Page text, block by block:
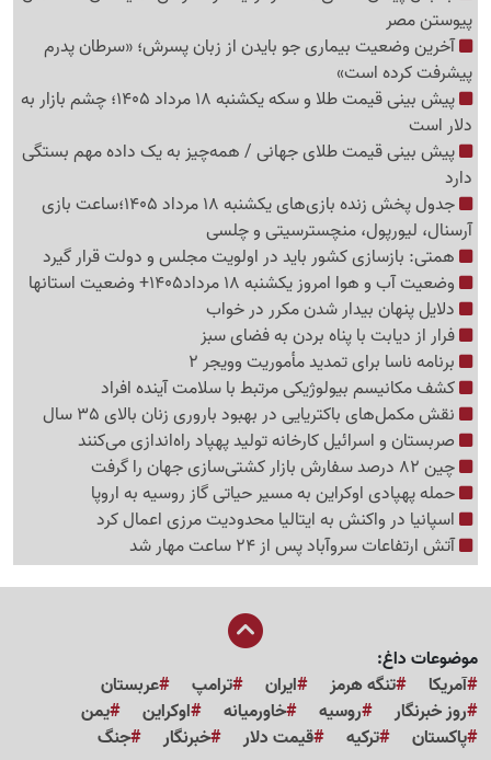
پیوستن مصر
آخرین وضعیت بیماری جو بایدن از زبان پسرش؛ «سرطان پدرم
پیشرفت کرده است»
پیش بینی قیمت طلا و سکه یکشنبه 18 مرداد 1405؛ چشم بازار به
دلار است
پیش بینی قیمت طلای جهانی / همه‌چیز به یک داده مهم بستگی
دارد
جدول پخش زنده بازی‌های یکشنبه 18 مرداد 1405؛ساعت بازی
آرسنال، لیورپول، منچسترسیتی و چلسی
همتی: بازسازی کشور باید در اولویت مجلس و دولت قرار گیرد
وضعیت آب و هوا امروز یکشنبه 18 مرداد1405+ وضعیت استانها
دلایل پنهان بیدار شدن مکرر در خواب
فرار از دیابت با پناه بردن به فضای سبز
برنامه ناسا برای تمدید مأموریت وویجر 2
کشف مکانیسم بیولوژیکی مرتبط با سلامت آینده افراد
نقش مکمل‌های باکتریایی در بهبود باروری زنان بالای 35 سال
صربستان و اسرائیل کارخانه تولید پهپاد راه‌اندازی می‌کنند
چین 82 درصد سفارش بازار کشتی‌سازی جهان را گرفت
حمله پهپادی اوکراین به مسیر حیاتی گاز روسیه به اروپا
اسپانیا در واکنش به ایتالیا محدودیت مرزی اعمال کرد
آتش ارتفاعات سروآباد پس از 24 ساعت مهار شد
موضوعات داغ:
آمریکا
تنگه هرمز ایران ترامپ
عربستان
روز خبرنگار
روسیه خاورمیانه اوکراین
یمن
پاکستان
ترکیه قیمت دلار خبرنگار جنگ